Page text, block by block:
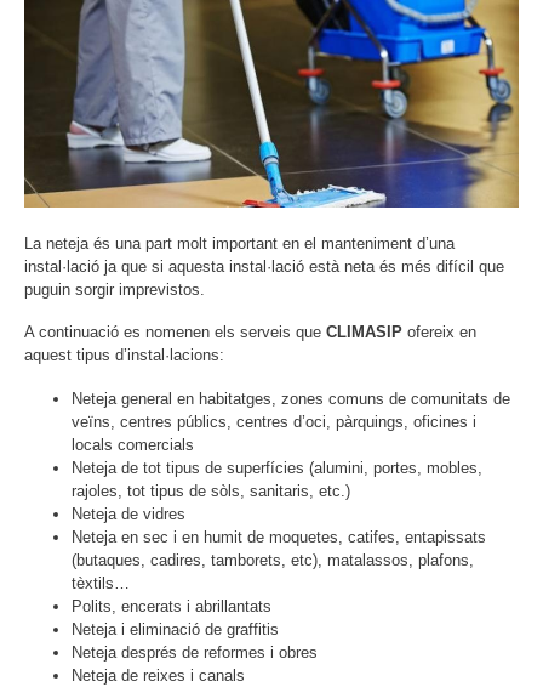
La neteja és una part molt important en el manteniment d’una
instal·lació ja que si aquesta instal·lació està neta és més difícil que
puguin sorgir imprevistos.
A continuació es nomenen els serveis que CLIMASIP ofereix en
aquest tipus d’instal·lacions:
Neteja general en habitatges, zones comuns de comunitats de
veïns, centres públics, centres d’oci, pàrquings, oficines i
locals comercials
Neteja de tot tipus de superfícies (alumini, portes, mobles,
rajoles, tot tipus de sòls, sanitaris, etc.)
Neteja de vidres
Neteja en sec i en humit de moquetes, catifes, entapissats
(butaques, cadires, tamborets, etc), matalassos, plafons,
tèxtils…
Polits, encerats i abrillantats
Neteja i eliminació de graffitis
Neteja després de reformes i obres
Neteja de reixes i canals